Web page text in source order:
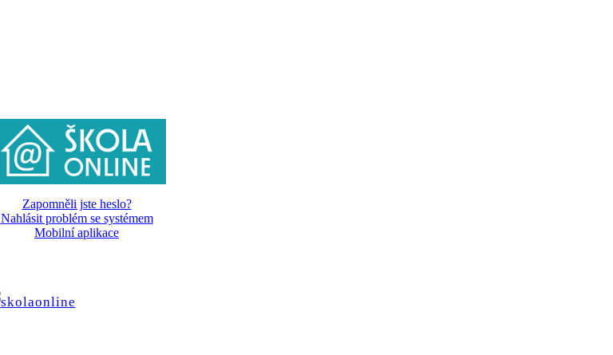
Zapomněli jste heslo?
Nahlásit problém se systémem
Mobilní aplikace